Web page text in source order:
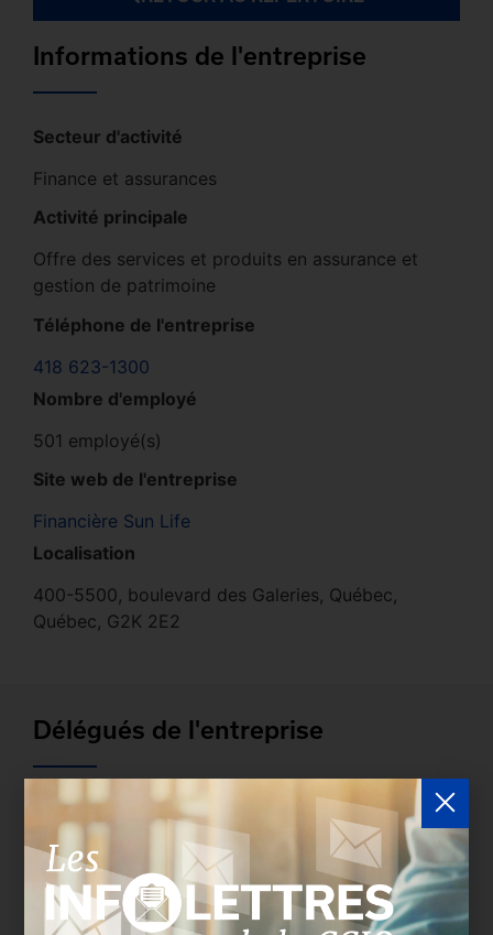
Informations de l'entreprise
Secteur d'activité
Finance et assurances
Activité principale
Offre des services et produits en assurance et
gestion de patrimoine
Téléphone de l'entreprise
418 623-1300
Nombre d'employé
501 employé(s)
Site web de l'entreprise
Financière Sun Life
Localisation
400-5500, boulevard des Galeries, Québec,
Québec, G2K 2E2
Délégués de l'entreprise
Les entreprises membres peuvent bénéficier d’une
version plus détaillée du répertoire via leur espace
sécurisé.
Connectez-vous
afin de consulter le
profil complet des entreprises incluant les
coordonnées des délégués inscrits. Vous n'êtes